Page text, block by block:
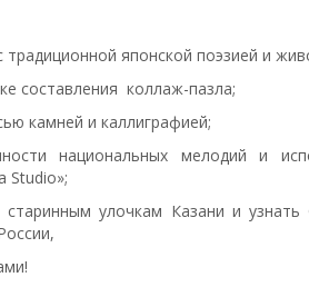
традиционной японской поэзией и
составления коллаж-пазла;
камней и каллиграфией;
национальных мелодий и
Studio»;
старинным улочкам Казани и